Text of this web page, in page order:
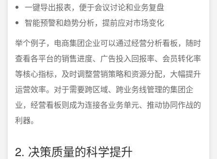
一键导出报表，便于会议讨论和业务复盘
智能预警和趋势分析，提前应对市场变化
举个例子，电商集团企业可以通过经营分析看板，随时
查看各平台的销售进度、广告投入回报率、会员转化率
等核心指标，及时调整营销策略和资源分配，大幅提升
运营效率。对于需要跨区域、跨业务线管理的集团企
业，经营看板则成为连接各业务单元、推动协同作战的
利器。
2. 决策质量的科学提升